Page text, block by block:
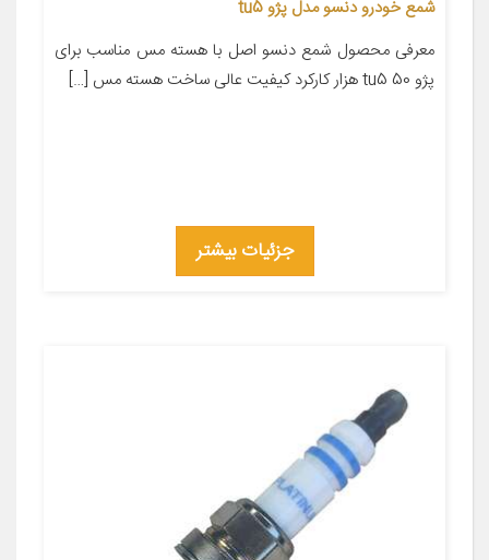
شمع خودرو دنسو مدل پژو tu5
معرفی محصول شمع دنسو اصل با هسته مس مناسب برای
پژو tu5 50 هزار کارکرد کیفیت عالی ساخت هسته مس […]
جزئیات بیشتر